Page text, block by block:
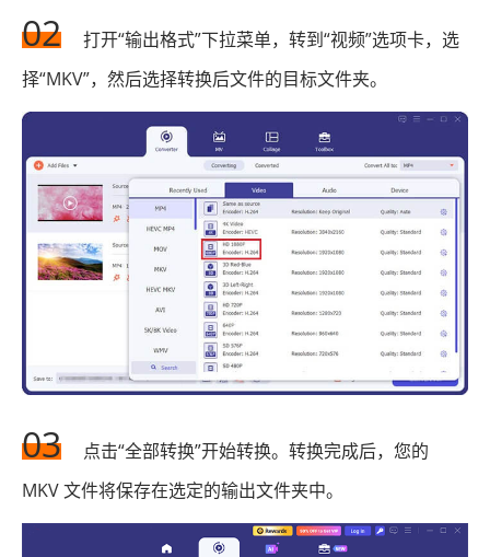
02
打开“输出格式”下拉菜单，转到“视频”选项卡，选
择“MKV”，然后选择转换后文件的目标文件夹。
03
点击“全部转换”开始转换。转换完成后，您的
MKV 文件将保存在选定的输出文件夹中。